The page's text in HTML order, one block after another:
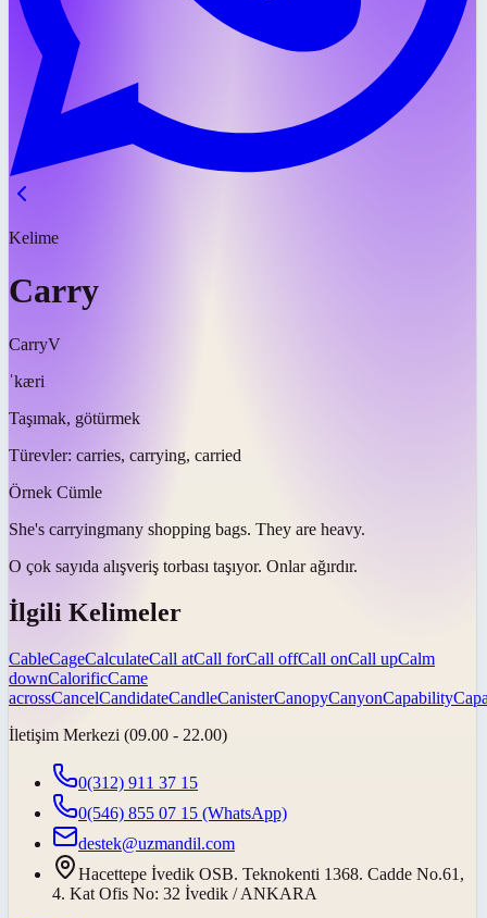
Kelime
Carry
CarryV
ˈkæri
Taşımak, götürmek
Türevler: carries, carrying, carried
Örnek Cümle
She's carryingmany shopping bags. They are heavy.
O çok sayıda alışveriş torbası taşıyor. Onlar ağırdır.
İlgili Kelimeler
CableCageCalculateCall atCall forCall offCall onCall upCalm
downCalorificCame
acrossCancelCandidateCandleCanisterCanopyCanyonCapability
İletişim Merkezi (09.00 - 22.00)
0(312) 911 37 15
0(546) 855 07 15 (WhatsApp)
destek@uzmandil.com
Hacettepe İvedik OSB. Teknokenti 1368. Cadde No.61,
4. Kat Ofis No: 32 İvedik / ANKARA